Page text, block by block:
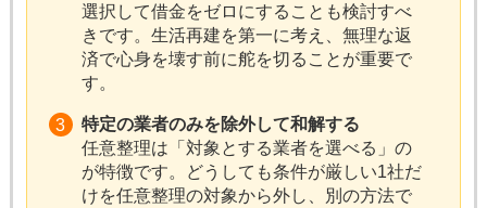
選択して借金をゼロにすることも検討すべ
きです。生活再建を第一に考え、無理な返
済で心身を壊す前に舵を切ることが重要で
す。
特定の業者のみを除外して和解する
任意整理は「対象とする業者を選べる」の
が特徴です。どうしても条件が厳しい1社だ
けを任意整理の対象から外し、別の方法で